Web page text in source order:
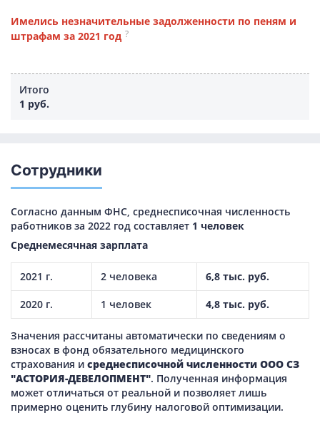
Имелись незначительные задолженности по пеням и
штрафам за 2021 год ?
Итого
1 руб.
Сотрудники
Согласно данным ФНС, среднесписочная численность
работников за 2022 год составляет 1 человек
Среднемесячная зарплата
2021 г. 2 человека 6,8 тыс. руб.
2020 г. 1 человек 4,8 тыс. руб.
Значения рассчитаны автоматически по сведениям о
взносах в фонд обязательного медицинского
страхования и среднесписочной численности ООО СЗ
"АСТОРИЯ-ДЕВЕЛОПМЕНТ". Полученная информация
может отличаться от реальной и позволяет лишь
примерно оценить глубину налоговой оптимизации.